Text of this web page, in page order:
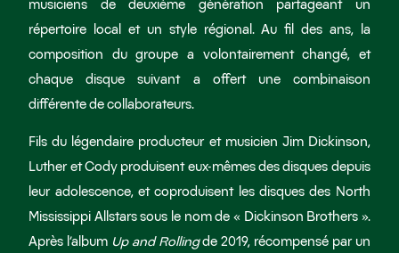
musiciens de deuxième génération partageant un
répertoire local et un style régional. Au fil des ans, la
composition du groupe a volontairement changé, et
chaque disque suivant a offert une combinaison
différente de collaborateurs.
Fils du légendaire producteur et musicien Jim Dickinson,
Luther et Cody produisent eux-mêmes des disques depuis
leur adolescence, et coproduisent les disques des North
Mississippi Allstars sous le nom de « Dickinson Brothers ».
Après l’album Up and Rollingde 2019, récompensé par un